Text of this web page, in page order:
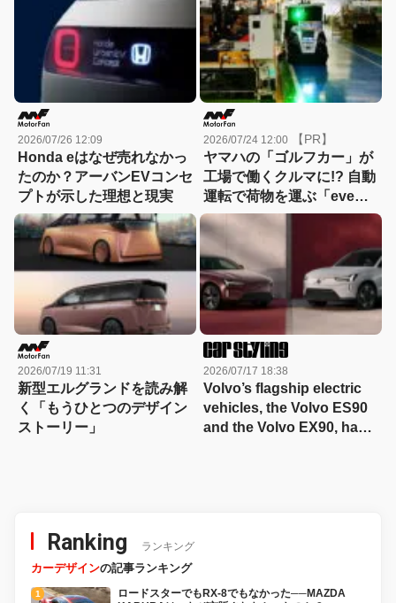
2026/07/26 12:09
Honda eはなぜ売れなかっ
たのか？アーバンEVコンセ
プトが示した理想と現実
2026/07/24 12:00 【PR】
ヤマハの「ゴルフカー」が
工場で働くクルマに!? 自動
運転で荷物を運ぶ「eve
auto」はどうやって生まれ
た？
2026/07/19 11:31
新型エルグランドを読み解
く「もうひとつのデザイン
ストーリー」
2026/07/17 18:38
Volvo’s flagship electric
vehicles, the Volvo ES90
and the Volvo EX90, have
Ranking ランキング
カーデザインの記事ランキング
ロードスターでもRX-8でもなかった──MAZDA